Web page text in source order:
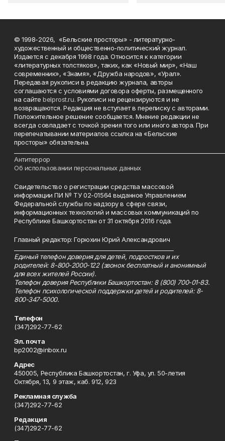
© 1998-2026, «Бельские просторы» - литературно-
художественный и общественно-политический журнал.
Издается с декабря 1998 года. Относится к категории
«литературных толстяков», таких, как «Новый мир», «Наш
современник», «Знамя», «Дружба народов», «Урал».
Передавая рукописи в редакцию журнала, авторы
соглашаются с условиями договора оферты, размещенного
на сайтеbelprost.ru. Рукописи не рецензируются и не
возвращаются. Редакция не вступает в переписку с авторами.
Положительное решение сообщается. Мнение редакции не
всегда совпадает с точкой зрения того или иного автора. При
перепечатывании материалов ссылка на «Бельские
просторы» обязательна.
Антитеррор
Об использовании персональных данных
Свидетельство о регистрации средства массовой
информации ПИ № ТУ 02-01564 выданное Управлением
Федеральной службы по надзору в сфере связи,
информационных технологий и массовых коммуникаций по
Республике Башкортостан от 31 октября 2016 года.
Главный редактор: Горюхин Юрий Александрович
Единый телефон доверия для детей, подростков и их
родителей: 8-800-2000-122 (звонок бесплатный и анонимный
для всех жителей России).
Телефон доверия Республики Башкортостан: 8 (800) 700-01-83.
Телефон психологической поддержки детей и родителей: 8-
800-347-5000.
Телефон
(347)292-77-62
Эл. почта
bp2002@inbox.ru
Адрес
450005, Республика Башкортостан, г. Уфа, ул. 50-летия
Октября, 13, 9 этаж, каб. 912, 923
Рекламная служба
(347)292-77-62
Редакция
(347)292-77-62